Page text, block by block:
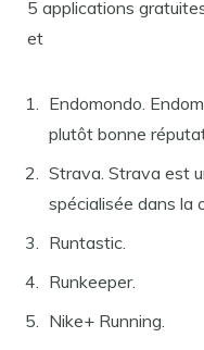
5 applications
et
Endomondo.
plutôt bonne
Strava. Strava est
spécialisée dans la
Runtastic.
Runkeeper.
Nike+ Running.